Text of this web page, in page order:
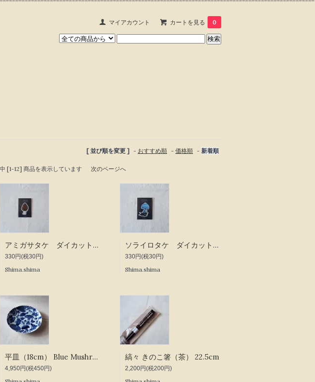
マイアカウント カートを見る 0
[ 並び順を変更 ] - おすすめ順 - 価格順 - 新着順
[1-12] 商品を表示しています 次のページへ
アミガサタケ ダイカットステッカー
330円(税30円)
Shima.shima
ソライロタケ ダイカットステッカー
330円(税30円)
Shima.shima
平皿（18cm） Blue Mushroom
4,950円(税450円)
縞々 きのこ箸（茶） 22.5cm
2,200円(税200円)